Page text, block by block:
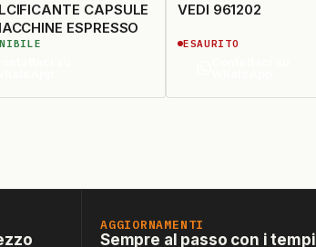
CAPSULE
MACCHINE ESPRESSO
VEDI 961202
ESAURITO
AGGIORNAMENTI
Sempre al passo con i tempi